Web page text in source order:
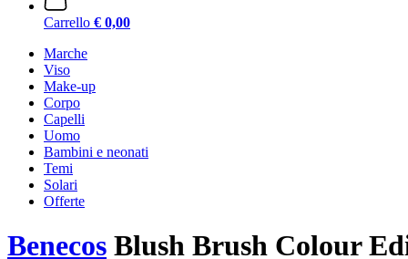
Carrello € 0,00
Marche
Viso
Make-up
Corpo
Capelli
Uomo
Bambini e neonati
Temi
Solari
Offerte
Benecos Blush Brush Colour